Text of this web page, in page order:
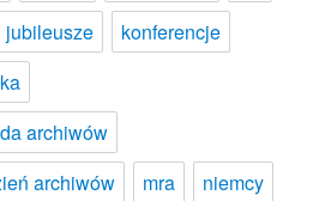
jubileusze
konferencje
archiwów
archiwów
mra
niemcy